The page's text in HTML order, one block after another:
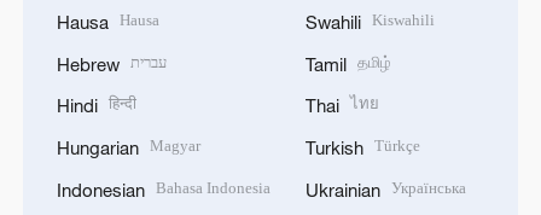
Hausa Hausa
Hebrew עברית
Hindi हिन्दी
Hungarian Magyar
Indonesian Bahasa Indonesia
Swahili Kiswahili
Tamil தமிழ்
Thai ไทย
Turkish Türkçe
Ukrainian Українська